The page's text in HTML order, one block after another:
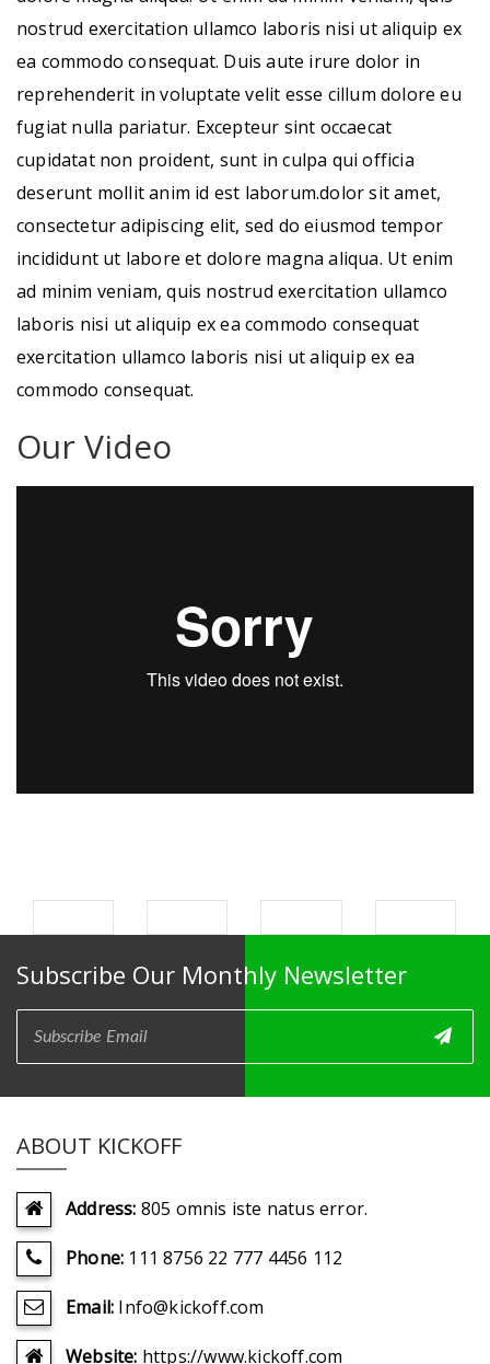
nostrud exercitation ullamco laboris nisi ut aliquip ex
ea commodo consequat. Duis aute irure dolor in
reprehenderit in voluptate velit esse cillum dolore eu
fugiat nulla pariatur. Excepteur sint occaecat
cupidatat non proident, sunt in culpa qui officia
deserunt mollit anim id est laborum.dolor sit amet,
consectetur adipiscing elit, sed do eiusmod tempor
incididunt ut labore et dolore magna aliqua. Ut enim
ad minim veniam, quis nostrud exercitation ullamco
laboris nisi ut aliquip ex ea commodo consequat
exercitation ullamco laboris nisi ut aliquip ex ea
commodo consequat.
Our Video
Subscribe Our Monthly Newsletter
ABOUT KICKOFF
Address: 805 omnis iste natus error.
Phone: 111 8756 22 777 4456 112
Email: Info@kickoff.com
Website: https://www.kickoff.com